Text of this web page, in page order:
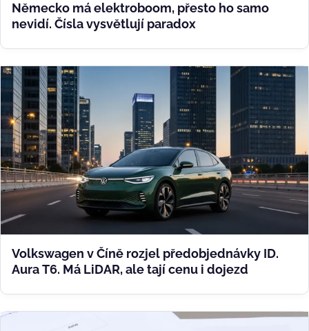
Německo má elektroboom, přesto ho samo
nevidí. Čísla vysvětlují paradox
Volkswagen v Číně rozjel předobjednávky ID.
Aura T6. Má LiDAR, ale tají cenu i dojezd